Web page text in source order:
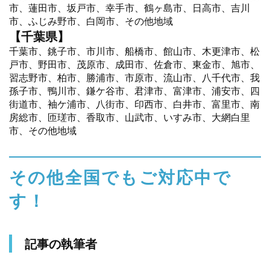
市、蓮田市、坂戸市、幸手市、鶴ヶ島市、日高市、吉川
市、ふじみ野市、白岡市、その他地域
【千葉県】
千葉市、銚子市、市川市、船橋市、館山市、木更津市、松
戸市、野田市、茂原市、成田市、佐倉市、東金市、旭市、
習志野市、柏市、勝浦市、市原市、流山市、八千代市、我
孫子市、鴨川市、鎌ケ谷市、君津市、富津市、浦安市、四
街道市、袖ケ浦市、八街市、印西市、白井市、富里市、南
房総市、匝瑳市、香取市、山武市、いすみ市、大網白里
市、その他地域
その他全国でもご対応中で
す！
記事の執筆者